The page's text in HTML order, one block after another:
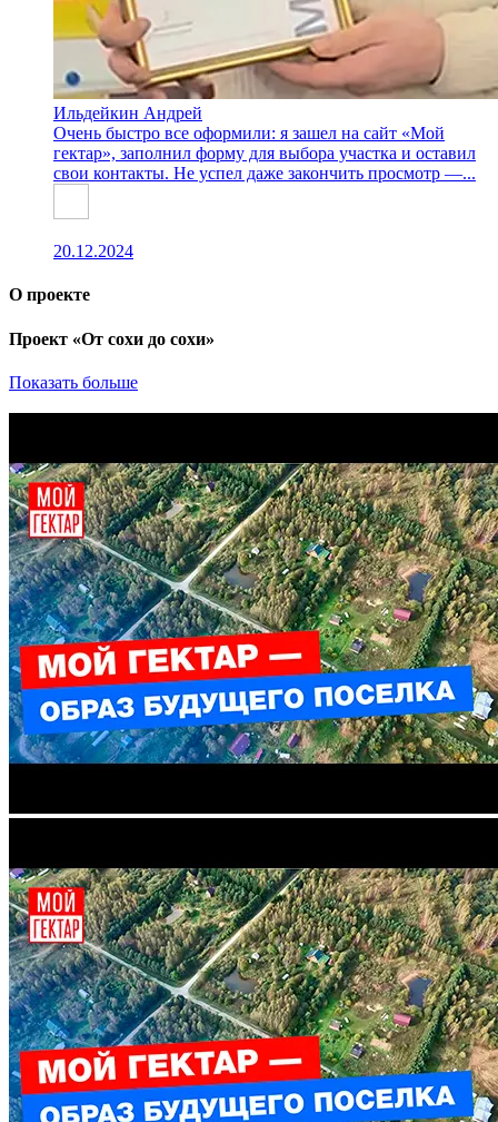
Ильдейкин Андрей
Очень быстро все оформили: я зашел на сайт «Мой
гектар», заполнил форму для выбора участка и оставил
свои контакты. Не успел даже закончить просмотр —...
20.12.2024
О проекте
Проект «От сохи до сохи»
Показать больше